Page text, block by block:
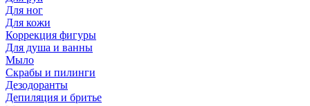
Для ног
Для кожи
Коррекция фигуры
Для душа и ванны
Мыло
Скрабы и пилинги
Дезодоранты
Депиляция и бритье